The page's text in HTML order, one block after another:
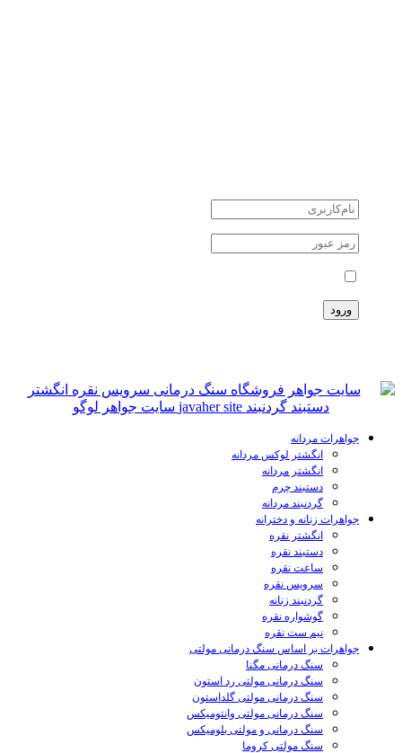
مرا بخاطر بسپار
جواهرات مردانه
انگشتر لوکس مردانه
انگشتر مردانه
دستبند چرم
گردنبند مردانه
جواهرات زنانه و دخترانه
انگشتر نقره
دستبند نقره
ساعت نقره
سرویس نقره
گردنبند زنانه
گوشواره نقره
نیم ست نقره
جواهرات بر اساس سنگ درمانی مولتی
سنگ درمانی مگنا
سنگ درمانی مولتی رد استون
سنگ درمانی مولتی گلداستون
سنگ درمانی مولتی وانتومیکس
سنگ درمانی و مولتی بلومیکس
سنگ مولتی کروما